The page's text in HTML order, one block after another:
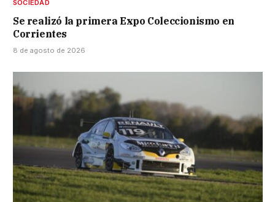
SOCIEDAD
Se realizó la primera Expo Coleccionismo en
Corrientes
8 de agosto de 2026